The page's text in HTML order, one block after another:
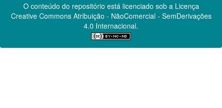
O conteúdo do repositório está licenciado sob a Licença
Creative CommonsAtribuição - NãoComercial - SemDerivações
4.0 Internacional.